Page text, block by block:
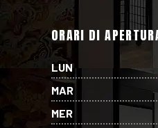
ORARI DI
LUN
MAR
MER